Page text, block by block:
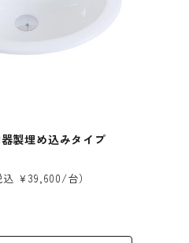
製埋め込みタイプ
￥39,600/台）